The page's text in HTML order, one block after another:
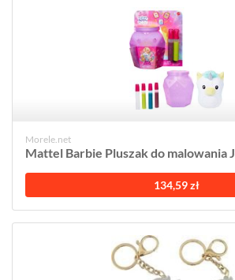
Morele.net
Mattel Barbie Pluszak do malowania
134,59 zł